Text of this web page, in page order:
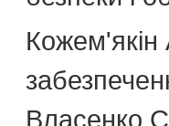
Кожем'якін
Власенко